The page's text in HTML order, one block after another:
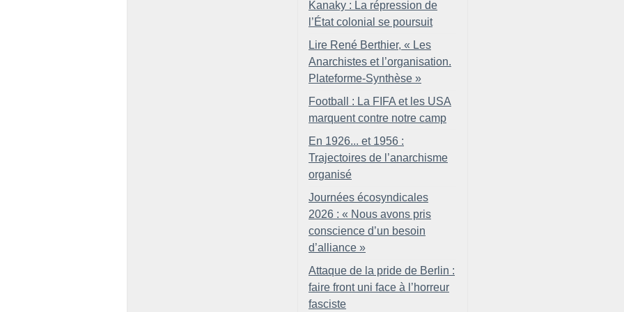
Kanaky : La répression de
l’État colonial se poursuit
Lire René Berthier, « Les
Anarchistes et l’organisation.
Plateforme-Synthèse »
Football : La FIFA et les USA
marquent contre notre camp
En 1926... et 1956 :
Trajectoires de l’anarchisme
organisé
Journées écosyndicales
2026 : « Nous avons pris
conscience d’un besoin
d’alliance »
Attaque de la pride de Berlin :
faire front uni face à l’horreur
fasciste